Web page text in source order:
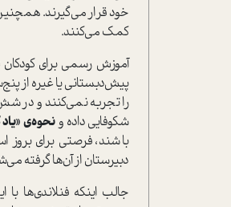
خود قرار می‌گیرند.
کمک می‌کنند.
آموزش رسمی برای
را تجربه نمی‌کنند و در شش
شکوفایی داده ونحوه‌ی
دبیرستان از آن‌ها گرفته
جالب اینکه فنلاندی‌ها